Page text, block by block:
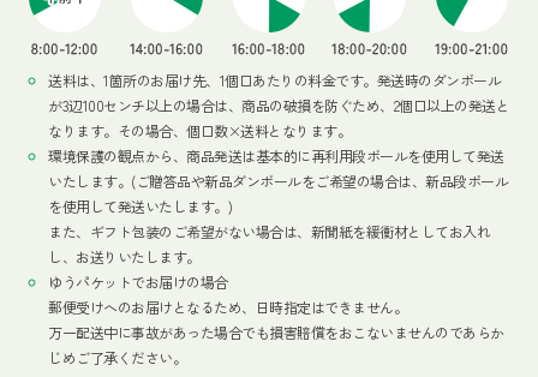
送料は、1箇所のお届け先、1個口あたりの料金です。発送時のダンボール
が3辺100センチ以上の場合は、商品の破損を防ぐため、2個口以上の発送と
なります。その場合、個口数×送料となります。
環境保護の観点から、商品発送は基本的に再利用段ボールを使用して発送
いたします。(ご贈答品や新品ダンボールをご希望の場合は、新品段ボール
を使用して発送いたします。)
また、ギフト包装のご希望がない場合は、新聞紙を緩衝材としてお入れ
し、お送りいたします。
ゆうパケットでお届けの場合
郵便受けへのお届けとなるため、日時指定はできません。
万一配送中に事故があった場合でも損害賠償をおこないませんのであらか
じめご了承ください。